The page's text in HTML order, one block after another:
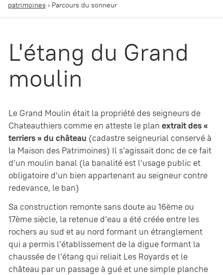
patrimoines › Parcours du sonneur
L'étang du Grand
moulin
Le Grand Moulin était la propriété des seigneurs de
Chateauthiers comme en atteste le plan extrait des «
terriers » du château (cadastre seigneurial conservé à
la Maison des Patrimoines) Il s’agissait donc de ce fait
d’un moulin banal (la banalité est l’usage public et
obligatoire d’un bien appartenant au seigneur contre
redevance, le ban)
Sa construction remonte sans doute au 16ème ou
17ème siècle, la retenue d’eau a été créée entre les
rochers au sud et au nord formant un étranglement
qui a permis l’établissement de la digue formant la
chaussée de l’étang qui reliait Les Royards et le
château par un passage à gué et une simple planche